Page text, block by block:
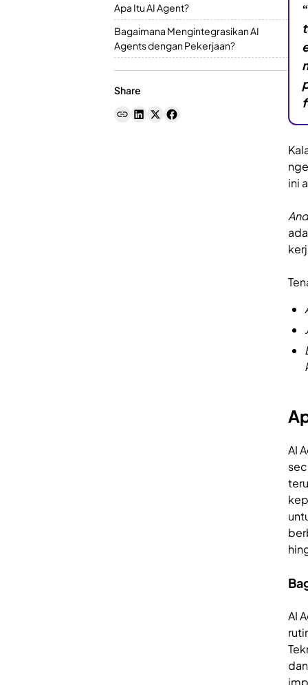
Apa Itu AI Agent?
Bagaimana Mengintegrasikan AI
Agents dengan Pekerjaan?
Share
“
ini
AI
AI